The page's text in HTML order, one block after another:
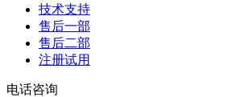
技术支持
售后一部
售后二部
注册试用
电话咨询